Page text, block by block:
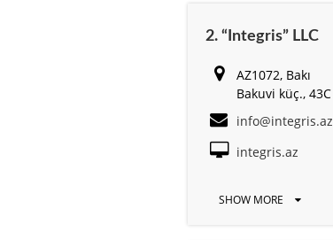
2. “Integris” LLC
AZ1072, Bakı
Bakuvi küç., 43C
info@integris.az
integris.az
SHOW MORE